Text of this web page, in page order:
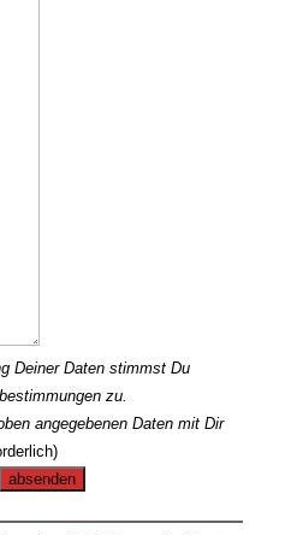
Deiner Daten stimmst Du
zu.
angegebenen Daten mit Dir
absenden